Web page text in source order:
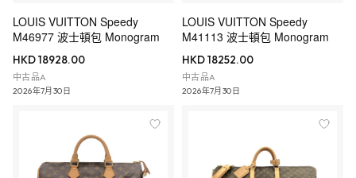
LOUIS VUITTON Speedy
M46977 波士頓包 Monogram
HKD 18928.00
中古品A
2026年7月30日
LOUIS VUITTON Speedy
M41113 波士頓包 Monogram
HKD 18252.00
中古品A
2026年7月30日